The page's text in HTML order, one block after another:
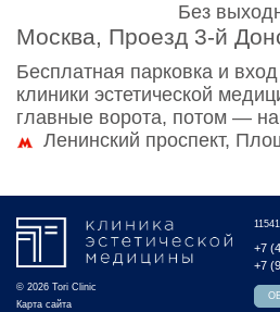
Без
Москва, Проезд 3-й
Бесплатная парковка и
клиники эстетической
главные ворота, потом —
Ленинский проспект,
© 2026 Tori Clinic
Карта сайта
+7
+7